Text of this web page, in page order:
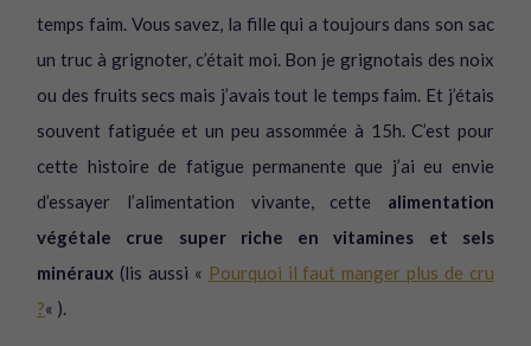
temps faim. Vous savez, la fille qui a toujours dans son sac
un truc à grignoter, c’était moi. Bon je grignotais des noix
ou des fruits secs mais j’avais tout le temps faim. Et j’étais
souvent fatiguée et un peu assommée à 15h. C’est pour
cette histoire de fatigue permanente que j’ai eu envie
d’essayer l’alimentation vivante, cette alimentation
végétale crue super riche en vitamines et sels
minéraux (lis aussi « Pourquoi il faut manger plus de cru
?« ).